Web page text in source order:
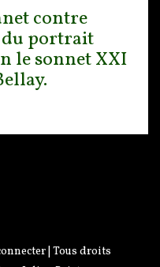
contre
portrait
le sonnet XXI
| Tous droits